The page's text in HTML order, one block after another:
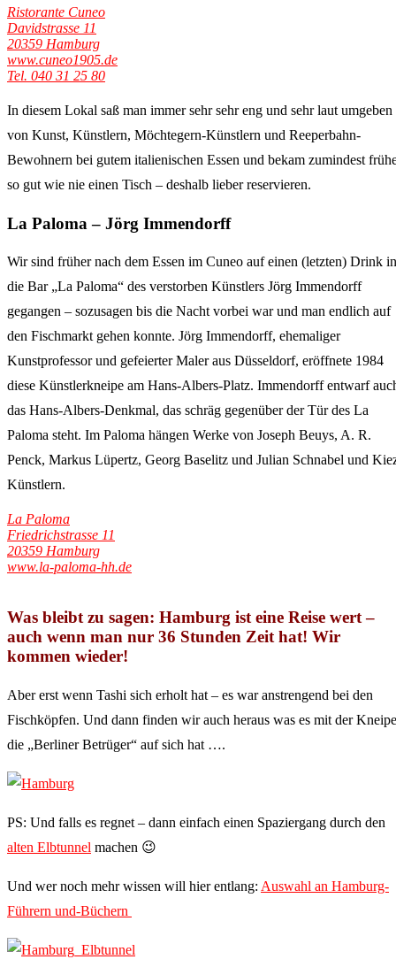
Ristorante Cuneo
Davidstrasse 11
20359 Hamburg
www.cuneo1905.de
Tel. 040 31 25 80
In diesem Lokal saß man immer sehr sehr eng und sehr laut umgeben
von Kunst, Künstlern, Möchtegern-Künstlern und Reeperbahn-
Bewohnern bei gutem italienischen Essen und bekam zumindest
so gut wie nie einen Tisch – deshalb lieber reservieren.
La Paloma – Jörg Immendorff
Wir sind früher nach dem Essen im Cuneo auf einen (letzten) Drink in
die Bar „La Paloma“ des verstorben Künstlers Jörg Immendorff
gegangen – sozusagen bis die Nacht vorbei war und man endlich auf
den Fischmarkt gehen konnte. Jörg Immendorff, ehemaliger
Kunstprofessor und gefeierter Maler aus Düsseldorf, eröffnete 1984
diese Künstlerkneipe am Hans-Albers-Platz. Immendorff entwarf
das Hans-Albers-Denkmal, das schräg gegenüber der Tür des La
Paloma steht. Im Paloma hängen Werke von Joseph Beuys, A. R.
Penck, Markus Lüpertz, Georg Baselitz und Julian Schnabel und
Künstlern.
La Paloma
Friedrichstrasse 11
20359 Hamburg
www.la-paloma-hh.de
Was bleibt zu sagen: Hamburg ist eine Reise wert –
auch wenn man nur 36 Stunden Zeit hat! Wir
kommen wieder!
Aber erst wenn Tashi sich erholt hat – es war anstrengend bei den
Fischköpfen. Und dann finden wir auch heraus was es mit der Kneipe
die „Berliner Betrüger“ auf sich hat ….
PS: Und falls es regnet – dann einfach einen Spaziergang durch den
alten Elbtunnel machen 😉
Und wer noch mehr wissen will hier entlang: Auswahl an Hamburg-
Führern und-Büchern